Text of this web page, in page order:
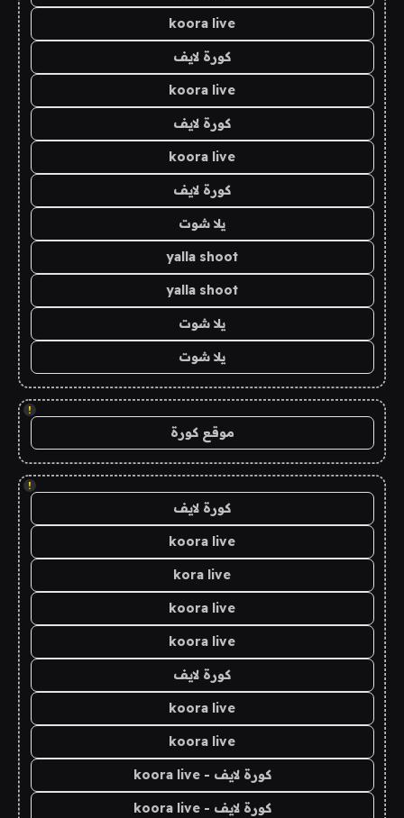
koora live
كورة لايف
koora live
كورة لايف
koora live
كورة لايف
يلا شوت
yalla shoot
yalla shoot
يلا شوت
يلا شوت
!
موقع كورة
!
كورة لايف
koora live
kora live
koora live
koora live
كورة لايف
koora live
koora live
كورة لايف - koora live
كورة لايف - koora live